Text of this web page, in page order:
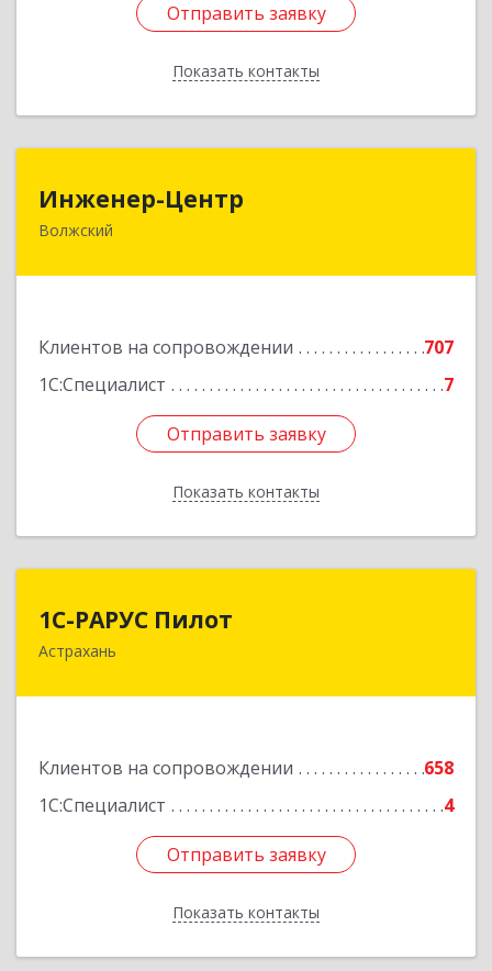
Отправить заявку
Показать контакты
Отправить заявку
Назад
Инженер-Центр
Волжский
Клиентов на сопровождении
707
1С:Специалист
7
Отправить заявку
Показать контакты
404120, Волгоградская обл, Волжский г, им
Отправить заявку
Назад
1С-РАРУС Пилот
Астрахань
Клиентов на сопровождении
658
1С:Специалист
4
Отправить заявку
Показать контакты
Отправить заявку
Назад